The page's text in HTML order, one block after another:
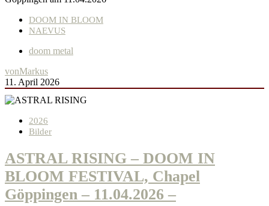
DOOM IN BLOOM
NAEVUS
doom metal
vonMarkus
11. April 2026
2026
Bilder
ASTRAL RISING – DOOM IN
BLOOM FESTIVAL, Chapel
Göppingen – 11.04.2026 –